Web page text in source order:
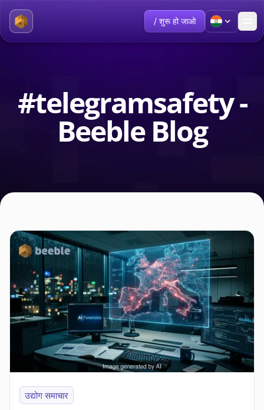
/ शुरू हो जाओ
#telegramsafety -
Beeble Blog
उद्योग समाचार